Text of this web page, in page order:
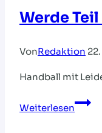
Werde
VonRedaktion
Handball mit
Weiterlesen
Werde